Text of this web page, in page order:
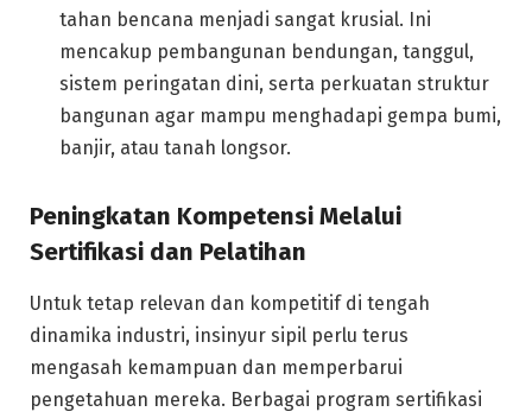
tahan bencana menjadi sangat krusial. Ini
mencakup pembangunan bendungan, tanggul,
sistem peringatan dini, serta perkuatan struktur
bangunan agar mampu menghadapi gempa bumi,
banjir, atau tanah longsor.
Peningkatan Kompetensi Melalui
Sertifikasi dan Pelatihan
Untuk tetap relevan dan kompetitif di tengah
dinamika industri, insinyur sipil perlu terus
mengasah kemampuan dan memperbarui
pengetahuan mereka. Berbagai program sertifikasi